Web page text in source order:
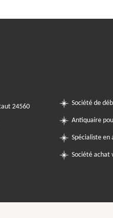
24560 Société de
Antiquaire
Spécialiste
Société achat